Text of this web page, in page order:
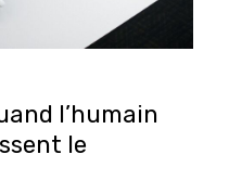
l’humain
le